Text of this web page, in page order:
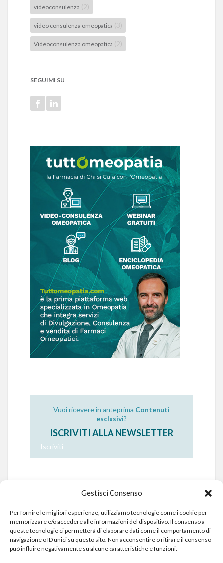
Gestisci Consenso
Per fornire le migliori esperienze, utilizziamo tecnologie come i cookie per
memorizzare e/o accedere alle informazioni del dispositivo. Il consenso a
queste tecnologie ci permetterà di elaborare dati come il comportamento di
navigazione o ID unici su questo sito. Non acconsentire o ritirare il consenso
può influire negativamente su alcune caratteristiche e funzioni.
videoconsulenza (2)
video consulenza omeopatica (3)
Videoconsulenza omeopatica (2)
SEGUIMI SU
Vuoi ricevere in anteprima Contenuti
esclusivi?
ISCRIVITI ALLA NEWSLETTER
Iscriviti